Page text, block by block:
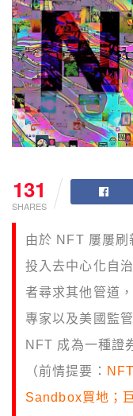
131
SHARES
由於 NFT 屢屢刷
投入去中心化自
者尋求其他管道
專家以及美國監
NFT 成為一種證
（前情提要：
Sandbox買地；